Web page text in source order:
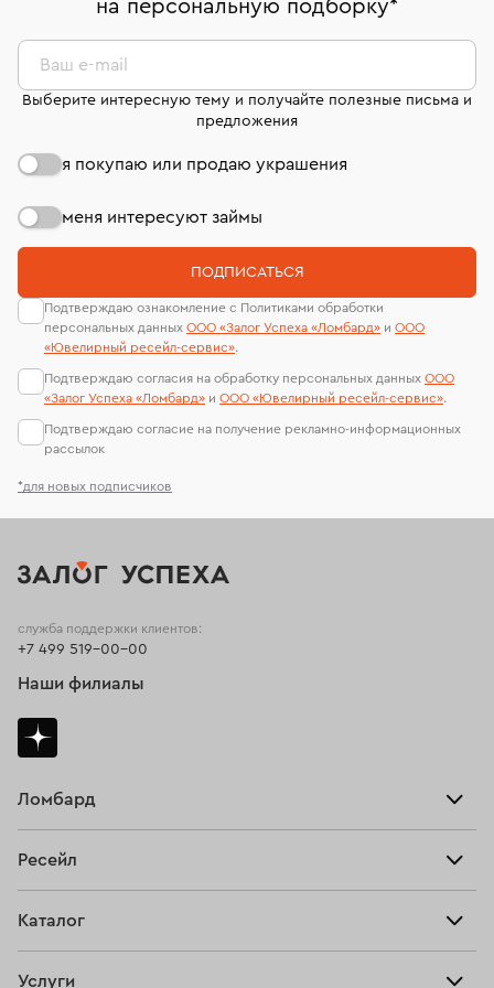
дней на возврат. Детальные условия возврата
комиссионных украшений и часов смотрите на
странице«Возврат украшений»
сертификаты МГУ и других геммологических
лабораторий
на персональную подборку*
*для новых подписчиков
Ваш e-mail
Выберите интересную тему и получайте полезные письма и
предложения
я покупаю или продаю украшения
меня интересуют займы
ПОДПИСАТЬСЯ
Подтверждаю ознакомление с Политиками обработки
персональных данных ООО «Залог Успеха «Ломбард» и ООО
«Ювелирный ресейл-сервиc».
Подтверждаю согласия на обработку персональных данных ООО
«Залог Успеха «Ломбард» и ООО «Ювелирный ресейл-сервиc».
Подтверждаю согласие на получение рекламно-информационных
рассылок
Ломбард
Тарифы
Ресейл
Каталог
Услуги
служба поддержки клиентов:
+7 499 519-00-00
Наши филиалы